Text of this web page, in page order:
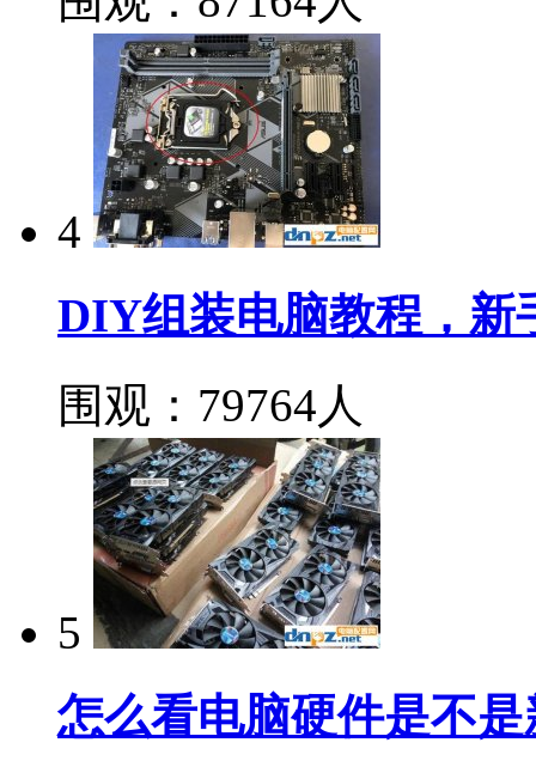
4
DIY组装电脑教程，新
围观：79764人
5
怎么看电脑硬件是不